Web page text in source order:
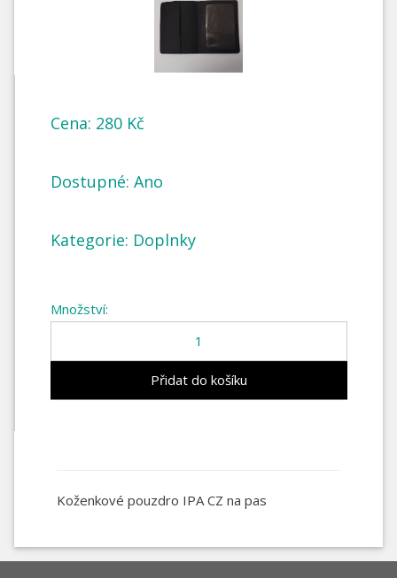
Cena: 280 Kč
Dostupné: Ano
Kategorie: Doplnky
Množství:
Koženkové pouzdro IPA CZ na pas